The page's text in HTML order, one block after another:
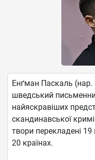
Енґман Паскаль
шведський
найяскравіших
скандинавської
твори перекладені
20 країнах.